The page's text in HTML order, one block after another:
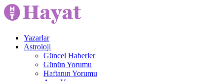
Yazarlar
Astroloji
Güncel Haberler
Günün Yorumu
Haftanın Yorumu